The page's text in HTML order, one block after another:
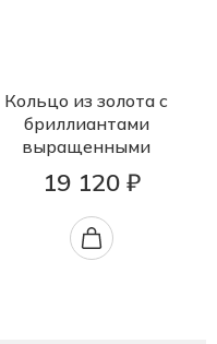
Кольцо из золота с
бриллиантами
выращенными
19 120 ₽